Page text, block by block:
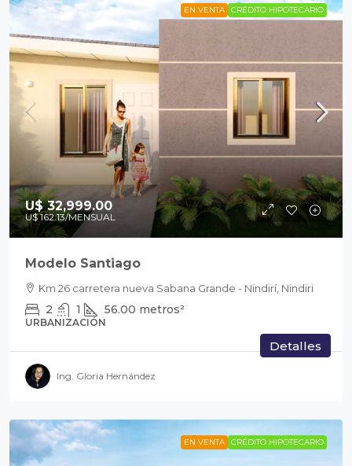
EN VENTA CRÉDITO HIPOTECARIO
U$ 32,999.00
U$ 162.13/MENSUAL
Modelo Santiago
Km 26 carretera nueva Sabana Grande - Nindirí, Nindiri
2 1 56.00 metros²
URBANIZACIÓN
Detalles
Ing. Gloria Hernández
EN VENTA CRÉDITO HIPOTECARIO